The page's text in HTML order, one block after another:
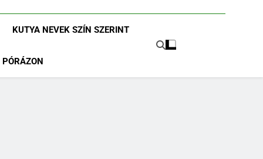
KUTYA NEVEK SZÍN SZERINT
PÓRÁZON